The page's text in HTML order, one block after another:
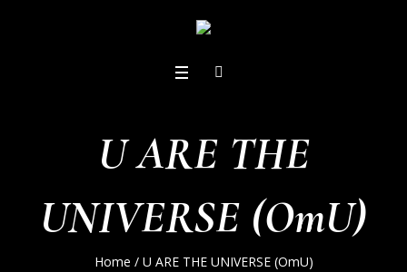
U ARE THE
UNIVERSE (OmU)
Home / U ARE THE UNIVERSE (OmU)